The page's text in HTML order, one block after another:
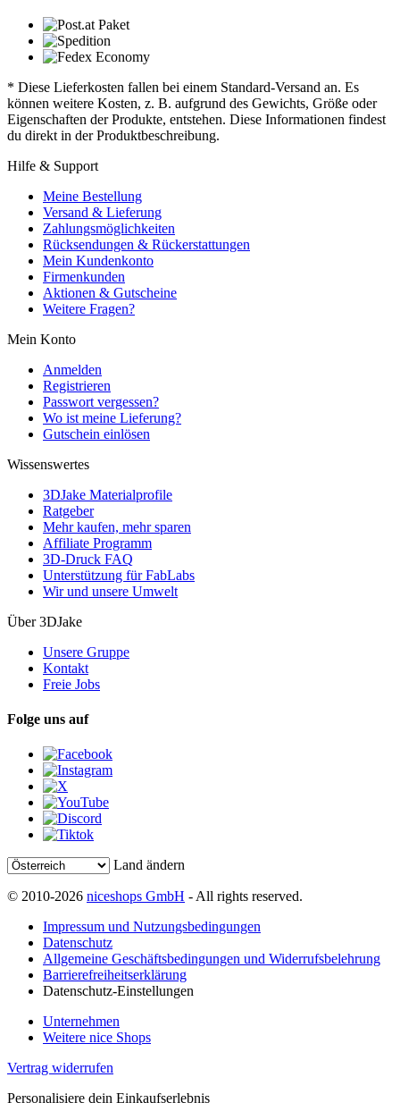
* Diese Lieferkosten fallen bei einem Standard-Versand an. Es
können weitere Kosten, z. B. aufgrund des Gewichts, Größe oder
Eigenschaften der Produkte, entstehen. Diese Informationen findest
du direkt in der Produktbeschreibung.
Hilfe & Support
Meine Bestellung
Versand & Lieferung
Zahlungsmöglichkeiten
Rücksendungen & Rückerstattungen
Mein Kundenkonto
Firmenkunden
Aktionen & Gutscheine
Weitere Fragen?
Mein Konto
Anmelden
Registrieren
Passwort vergessen?
Wo ist meine Lieferung?
Gutschein einlösen
Wissenswertes
3DJake Materialprofile
Ratgeber
Mehr kaufen, mehr sparen
Affiliate Programm
3D-Druck FAQ
Unterstützung für FabLabs
Wir und unsere Umwelt
Über 3DJake
Unsere Gruppe
Kontakt
Freie Jobs
Folge uns auf
Land ändern
© 2010-2026 niceshops GmbH - All rights reserved.
Impressum und Nutzungsbedingungen
Datenschutz
Allgemeine Geschäftsbedingungen und Widerrufsbelehrung
Barrierefreiheitserklärung
Datenschutz-Einstellungen
Unternehmen
Weitere nice Shops
Vertrag widerrufen
Personalisiere dein Einkaufserlebnis